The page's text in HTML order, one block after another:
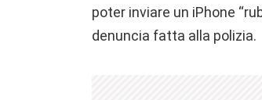
poter inviare un iPhone
denuncia fatta alla polizia.